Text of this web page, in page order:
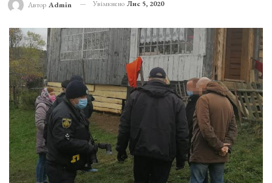
Автор Admin Увімкнено Лис 5, 2020